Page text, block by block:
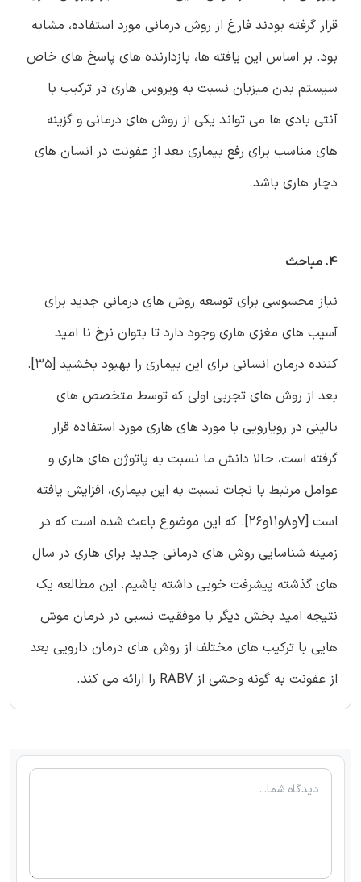
قرار گرفته بودند فارغ از روش درمانی مورد استفاده، مشابه
بود. بر اساس این یافته ها، بازدارنده های پاسخ های خاص
سیستم بدن میزبان نسبت به ویروس هاری در ترکیب با
آنتی بادی ها می تواند یکی از روش های درمانی و گزینه
های مناسب برای رفع بیماری بعد از عفونت در انسان های
دچار هاری باشد.
4. مباحث
نیاز محسوسی برای توسعه روش های درمانی جدید برای
آسیب های مغزی هاری وجود دارد تا بتوان نرخ نا امید
کننده درمان انسانی برای این بیماری را بهبود بخشید [35].
بعد از روش های تجربی اولی که توسط متخصص های
بالینی در رویارویی با مورد های هاری مورد استفاده قرار
گرفته است، حالا دانش ما نسبت به پاتوژن های هاری و
عوامل مرتبط با نجات نسبت به این بیماری، افزایش یافته
است [7و8و11و26]. که این موضوع باعث شده است که در
زمینه شناسایی روش های درمانی جدید برای هاری در سال
های گذشته پیشرفت خوبی داشته باشیم. این مطالعه یک
نتیجه امید بخش دیگر با موفقیت نسبی در درمان موش
هایی با ترکیب های مختلف از روش های درمان دارویی بعد
از عفونت به گونه وحشی از RABV را ارائه می کند.